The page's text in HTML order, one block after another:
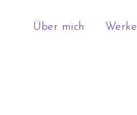
Über mich Werke